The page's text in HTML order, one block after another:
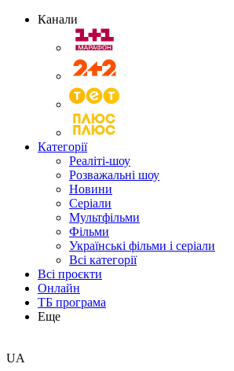
Канали
Категорії
Реаліті-шоу
Розважальні шоу
Новини
Серіали
Мультфільми
Фільми
Українські фільми і серіали
Всі категорії
Всі проєкти
Онлайн
ТБ програма
Еще
UA